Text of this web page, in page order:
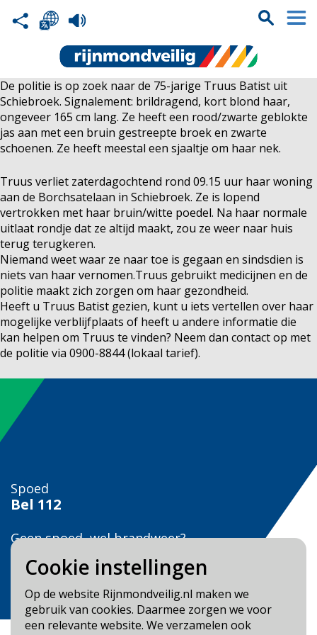
Cookie instellingen
Op de website Rijnmondveilig.nl maken we
gebruik van cookies. Daarmee zorgen we voor
een relevante website. We verzamelen ook
De politie is op zoek naar de 75-jarige Truus Batist uit
Schiebroek. Signalement: brildragend, kort blond haar,
ongeveer 165 cm lang. Ze heeft een rood/zwarte geblokte
jas aan met een bruin gestreepte broek en zwarte
schoenen. Ze heeft meestal een sjaaltje om haar nek.
Truus verliet zaterdagochtend rond 09.15 uur haar woning
aan de Borchsatelaan in Schiebroek. Ze is lopend
vertrokken met haar bruin/witte poedel. Na haar normale
uitlaat rondje dat ze altijd maakt, zou ze weer naar huis
terug terugkeren.
Niemand weet waar ze naar toe is gegaan en sindsdien is
niets van haar vernomen.Truus gebruikt medicijnen en de
politie maakt zich zorgen om haar gezondheid.
Heeft u Truus Batist gezien, kunt u iets vertellen over haar
mogelijke verblijfplaats of heeft u andere informatie die
kan helpen om Truus te vinden? Neem dan contact op met
de politie via 0900-8844 (lokaal tarief).
Spoed
Bel 112
Geen spoed, wel brandweer?
Bel
Veilig Leven?
Bel 0900-8387